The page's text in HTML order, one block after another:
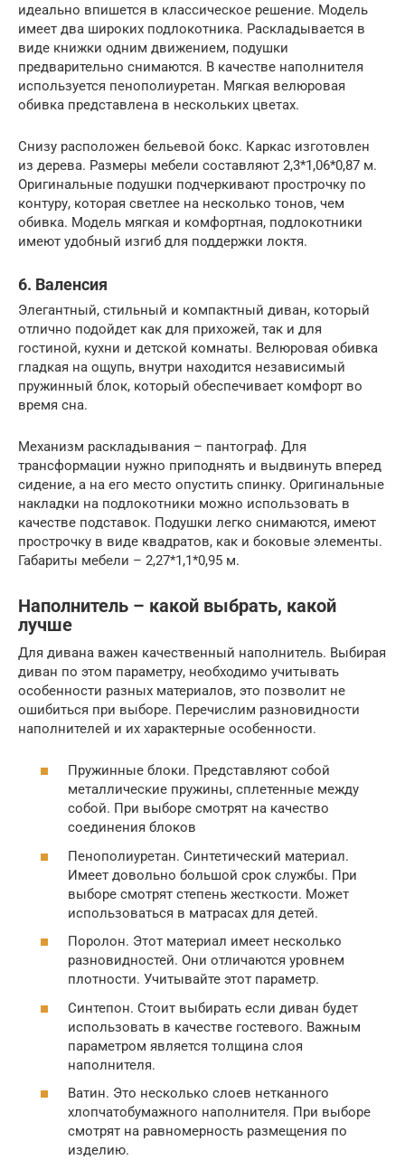
идеально впишется в классическое решение. Модель
имеет два широких подлокотника. Раскладывается в
виде книжки одним движением, подушки
предварительно снимаются. В качестве наполнителя
используется пенополиуретан. Мягкая велюровая
обивка представлена в нескольких цветах.
Снизу расположен бельевой бокс. Каркас изготовлен
из дерева. Размеры мебели составляют 2,3*1,06*0,87 м.
Оригинальные подушки подчеркивают прострочку по
контуру, которая светлее на несколько тонов, чем
обивка. Модель мягкая и комфортная, подлокотники
имеют удобный изгиб для поддержки локтя.
6. Валенсия
Элегантный, стильный и компактный диван, который
отлично подойдет как для прихожей, так и для
гостиной, кухни и детской комнаты. Велюровая обивка
гладкая на ощупь, внутри находится независимый
пружинный блок, который обеспечивает комфорт во
время сна.
Механизм раскладывания – пантограф. Для
трансформации нужно приподнять и выдвинуть вперед
сидение, а на его место опустить спинку. Оригинальные
накладки на подлокотники можно использовать в
качестве подставок. Подушки легко снимаются, имеют
прострочку в виде квадратов, как и боковые элементы.
Габариты мебели – 2,27*1,1*0,95 м.
Наполнитель – какой выбрать, какой
лучше
Для дивана важен качественный наполнитель. Выбирая
диван по этом параметру, необходимо учитывать
особенности разных материалов, это позволит не
ошибиться при выборе. Перечислим разновидности
наполнителей и их характерные особенности.
Пружинные блоки. Представляют собой
металлические пружины, сплетенные между
собой. При выборе смотрят на качество
соединения блоков
Пенополиуретан. Синтетический материал.
Имеет довольно большой срок службы. При
выборе смотрят степень жесткости. Может
использоваться в матрасах для детей.
Поролон. Этот материал имеет несколько
разновидностей. Они отличаются уровнем
плотности. Учитывайте этот параметр.
Синтепон. Стоит выбирать если диван будет
использовать в качестве гостевого. Важным
параметром является толщина слоя
наполнителя.
Ватин. Это несколько слоев нетканного
хлопчатобумажного наполнителя. При выборе
смотрят на равномерность размещения по
изделию.